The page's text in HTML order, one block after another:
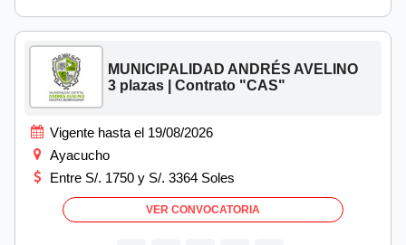
MUNICIPALIDAD ANDRÉS AVELINO
3 plazas | Contrato "CAS"
Vigente hasta el 19/08/2026
Ayacucho
Entre S/. 1750 y S/. 3364 Soles
VER CONVOCATORIA